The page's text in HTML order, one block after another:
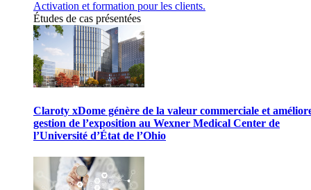
Activation et formation pour les clients.
Études de cas présentées
Claroty xDome génère de la valeur commerciale et
gestion de l’exposition au Wexner Medical Center de
l’Université d’État de l’Ohio